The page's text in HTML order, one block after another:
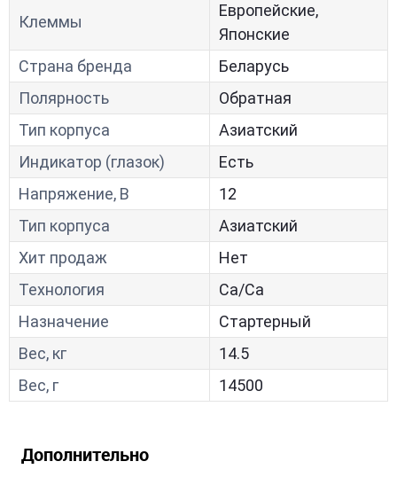
Клеммы
Европейские,
Японские
Страна бренда
Беларусь
Полярность
Обратная
Тип корпуса
Азиатский
Индикатор (глазок)
Есть
Напряжение, В
12
Тип корпуса
Азиатский
Хит продаж
Нет
Технология
Са/Са
Назначение
Стартерный
Вес, кг
14.5
Вес, г
14500
Дополнительно